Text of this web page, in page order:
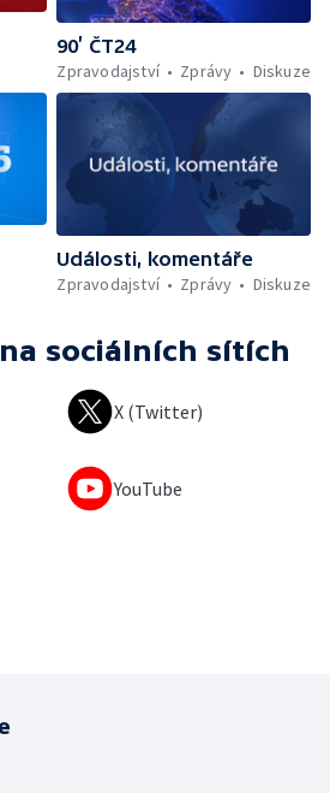
90’ ČT24
Zpravodajství
Zprávy Diskuze
Události, komentáře
Zpravodajství
Zprávy Diskuze
na sociálních sítích
X (Twitter)
YouTube